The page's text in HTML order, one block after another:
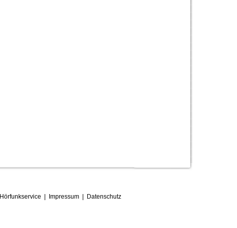
Hörfunkservice Impressum| Datenschutz